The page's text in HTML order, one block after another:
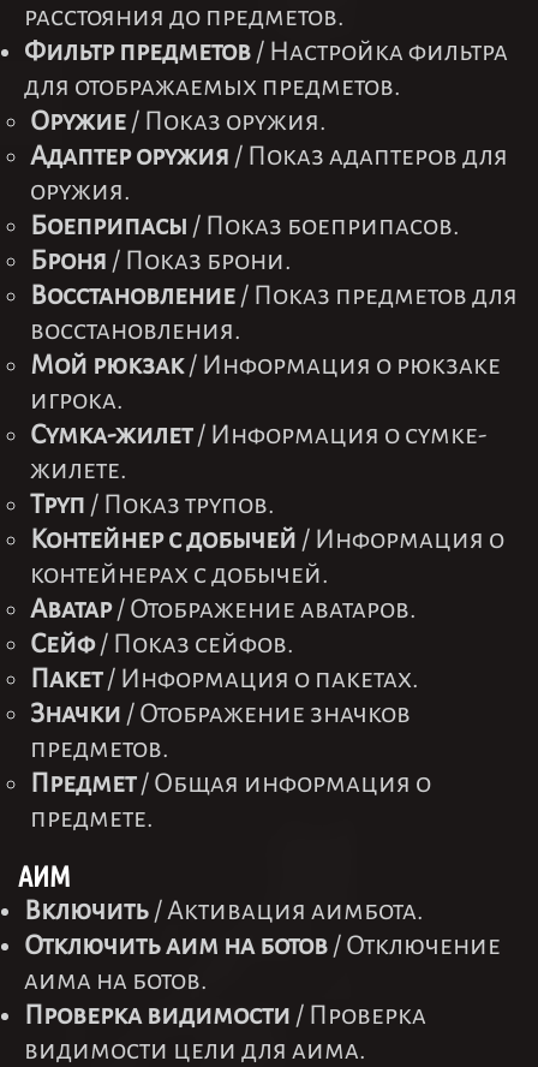
расстояния до предметов.
Фильтр предметов / Настройка фильтра
для отображаемых предметов.
Оружие / Показ оружия.
Адаптер оружия / Показ адаптеров для
оружия.
Боеприпасы / Показ боеприпасов.
Броня / Показ брони.
Восстановление / Показ предметов для
восстановления.
Мой рюкзак/ Информация о рюкзаке
игрока.
Сумка-жилет/ Информация о сумке-
жилете.
Труп / Показ трупов.
Контейнер с добычей / Информация о
контейнерах с добычей.
Аватар/ Отображение аватаров.
Сейф/ Показ сейфов.
Пакет/ Информация о пакетах.
Значки / Отображение значков
предметов.
Предмет/ Общая информация о
предмете.
АИМ
Включить / Активация аимбота.
Отключить аим на ботов / Отключение
аима на ботов.
Проверка видимости / Проверка
видимости цели для аима.